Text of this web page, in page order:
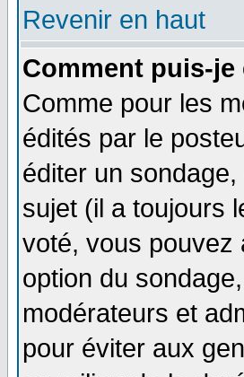
Revenir en haut
Comment puis-
Comme pour les
édités par le
éditer un
sujet (il a toujours
voté, vous pouvez
option du
modérateurs et
pour éviter aux